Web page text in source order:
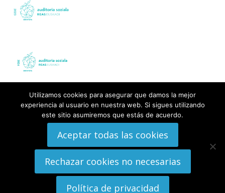
Utilizamos cookies para asegurar que damos la mejor
experiencia al usuario en nuestra web. Si sigues utilizando
este sitio asumiremos que estás de acuerdo.
Aceptar todas las cookies
Rechazar cookies no necesarias
Política de privacidad